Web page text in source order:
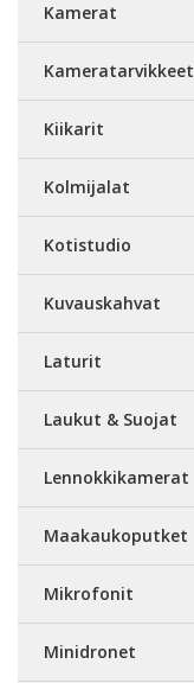
Kamerat
Kameratarvikkeet
Kiikarit
Kolmijalat
Kotistudio
Kuvauskahvat
Laturit
Laukut & Suojat
Lennokkikamerat
Maakaukoputket
Mikrofonit
Minidronet